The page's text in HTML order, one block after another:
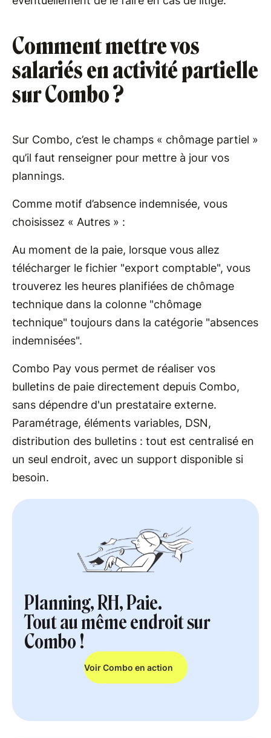
Comment mettre vos
salariés en activité partielle
sur Combo ?
Sur Combo, c’est le champs « chômage partiel »
qu’il faut renseigner pour mettre à jour vos
plannings.
Comme motif d’absence indemnisée, vous
choisissez « Autres » :
Au moment de la paie, lorsque vous allez
télécharger le fichier "export comptable", vous
trouverez les heures planifiées de chômage
technique dans la colonne "chômage
technique" toujours dans la catégorie "absences
indemnisées".
Combo Pay vous permet de réaliser vos
bulletins de paie directement depuis Combo,
sans dépendre d'un prestataire externe.
Paramétrage, éléments variables, DSN,
distribution des bulletins : tout est centralisé en
un seul endroit, avec un support disponible si
besoin.
Planning, RH, Paie.
Tout au même endroit sur
Combo !
Voir Combo en action